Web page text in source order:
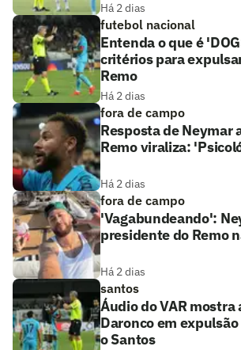
Há 2 dias
futebol nacional
Entenda o que é
critérios para
Remo
Há 2 dias
fora de campo
Resposta de Neymar
Remo viraliza:
Há 2 dias
fora de campo
'Vagabundeando':
presidente do Remo
Há 2 dias
santos
Áudio do VAR mostra
Daronco em
o Santos